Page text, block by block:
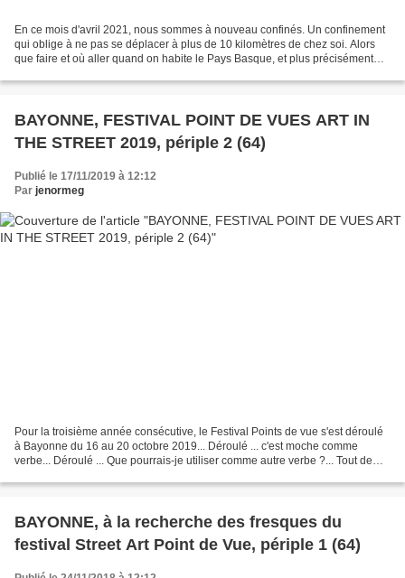
En ce mois d'avril 2021, nous sommes à nouveau confinés. Un confinement
qui oblige à ne pas se déplacer à plus de 10 kilomètres de chez soi. Alors
que faire et où aller quand on habite le Pays Basque, et plus précisément
BAYONNE, FESTIVAL POINT DE VUES ART IN
THE STREET 2019, périple 2 (64)
Publié le 17/11/2019 à 12:12
Par jenormeg
Pour la troisième année consécutive, le Festival Points de vue s'est déroulé
à Bayonne du 16 au 20 octobre 2019... Déroulé ... c'est moche comme
verbe... Déroulé ... Que pourrais-je utiliser comme autre verbe ?... Tout de
BAYONNE, à la recherche des fresques du
festival Street Art Point de Vue, périple 1 (64)